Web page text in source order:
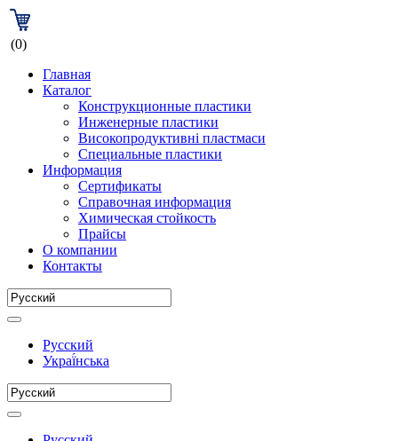
(0)
Главная
Каталог
Конструкционные пластики
Инженерные пластики
Високопродуктивні пластмаси
Специальные пластики
Информация
Сертификаты
Справочная информация
Химическая стойкость
Прайсы
О компании
Контакты
Русский
Украї́нська